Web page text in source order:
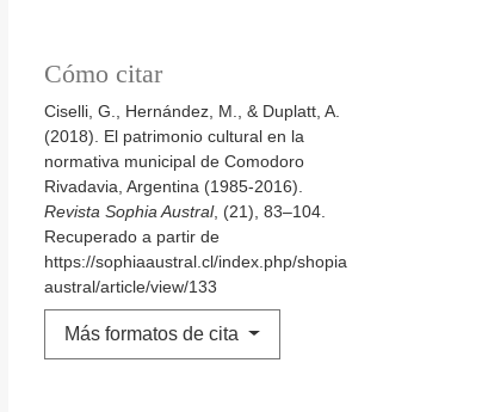
Cómo citar
Ciselli, G., Hernández, M., & Duplatt, A.
(2018). El patrimonio cultural en la
normativa municipal de Comodoro
Rivadavia, Argentina (1985-2016).
Revista Sophia Austral, (21), 83–104.
Recuperado a partir de
https://sophiaaustral.cl/index.php/shopia
austral/article/view/133
Más formatos de cita